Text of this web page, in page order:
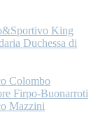
King
Duchessa di
Colombo
Firpo-Buonarroti
Mazzini